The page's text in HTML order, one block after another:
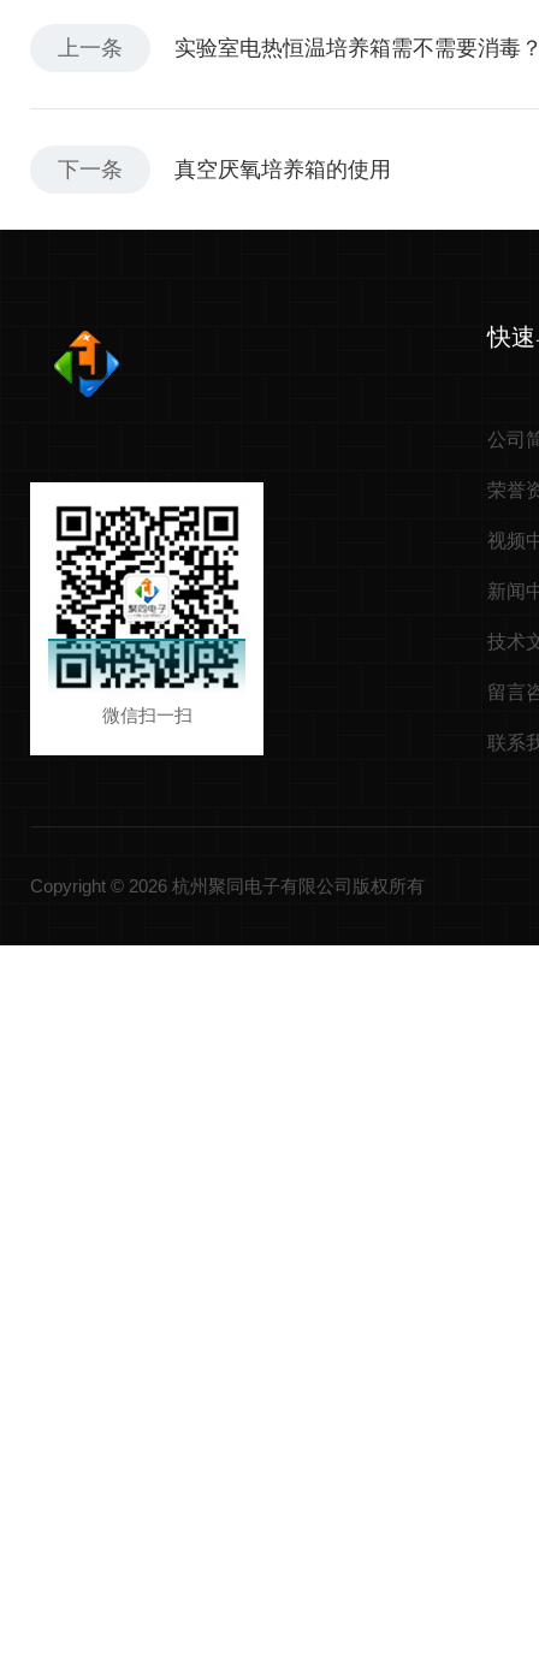
上一条 实验室电热恒温培养箱需不需要消毒
下一条 真空厌氧培养箱的使用
微信扫一扫
快
公司
荣誉
视频
新闻
技术
留言
联系
Copyright © 2026 杭州聚同电子有限公司版权所有